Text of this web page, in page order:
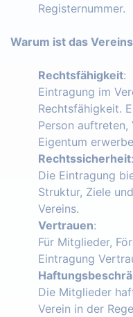
Registernummer.
Warum ist das
Rechtsfähigkeit:
Eintragung im
Rechtsfähigkeit.
Person auftreten,
Eigentum
Rechtssicherheit:
Die Eintragung
Struktur, Ziele
Vereins.
Vertrauen:
Für Mitglieder,
Eintragung
Die Mitglieder
Verein in der